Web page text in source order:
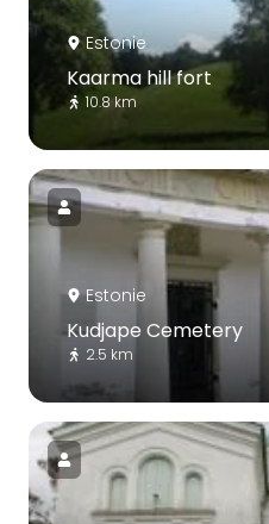
Estonie
Kaarma hill fort
10.8 km
Estonie
Kudjape Cemetery
2.5 km